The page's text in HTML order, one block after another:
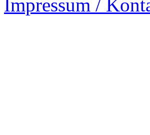
Impressum /